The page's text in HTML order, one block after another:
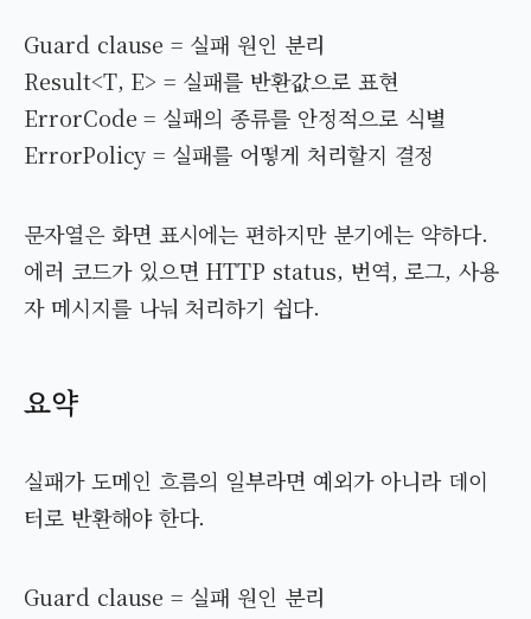
Guard clause = 실패 원인 분리
Result<T, E> = 실패를 반환값으로 표현
ErrorCode = 실패의 종류를 안정적으로 식별
ErrorPolicy = 실패를 어떻게 처리할지 결정
문자열은 화면 표시에는 편하지만 분기에는 약하다.
에러 코드가 있으면 HTTP status, 번역, 로그, 사용
자 메시지를 나눠 처리하기 쉽다.
요약
실패가 도메인 흐름의 일부라면 예외가 아니라 데이
터로 반환해야 한다.
Guard clause = 실패 원인 분리